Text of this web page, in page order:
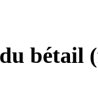
bétail